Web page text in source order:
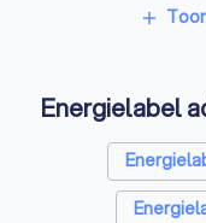
add
Energielabel